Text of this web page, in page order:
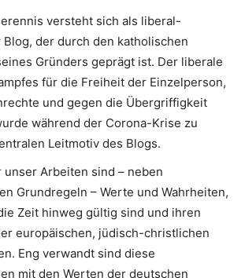
versteht sich als liberal-
der durch den katholischen
Gründers geprägt ist. Der liberale
für die Freiheit der Einzelperson,
und gegen die Übergriffigkeit
während der Corona-Krise zu
Leitmotiv des Blogs.
unser Arbeiten sind – neben
Grundregeln – Werte und Wahrheiten,
Zeit hinweg gültig sind und ihren
europäischen, jüdisch-christlichen
Eng verwandt sind diese
mit den Werten der deutschen